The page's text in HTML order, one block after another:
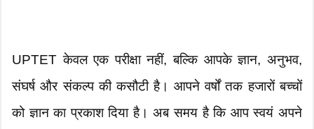
UPTET केवल एक परीक्षा नहीं, बल्कि आपके ज्ञान, अनुभव,
संघर्ष और संकल्प की कसौटी है। आपने वर्षों तक हजारों बच्चों
को ज्ञान का प्रकाश दिया है। अब समय है कि आप स्वयं अपने